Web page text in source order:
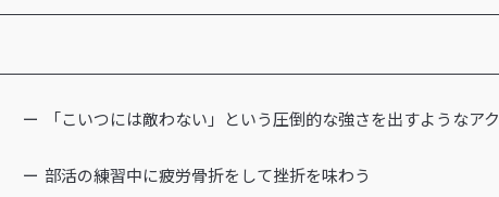
「こいつには敵わない」という圧倒的な強さを出すようなア
部活の練習中に疲労骨折をして挫折を味わう